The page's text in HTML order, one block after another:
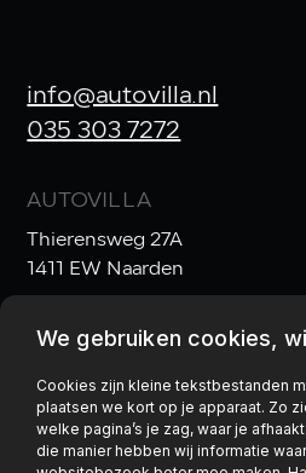
info@autovilla.nl
035 303 7272
AUTOVILLA
Thierensweg 27A
1411 EW Naarden
OPENINGSTIJDEN
Ma t/m Vr: 10:00–17:30
Za:10:00–17:00& Zo:
We gebruiken cookies,
Cookies zijn kleine tekstbestanden
plaatsen we kort op je apparaat. Zo
welke pagina’s je zag, waar je
die manier hebben wij informatie